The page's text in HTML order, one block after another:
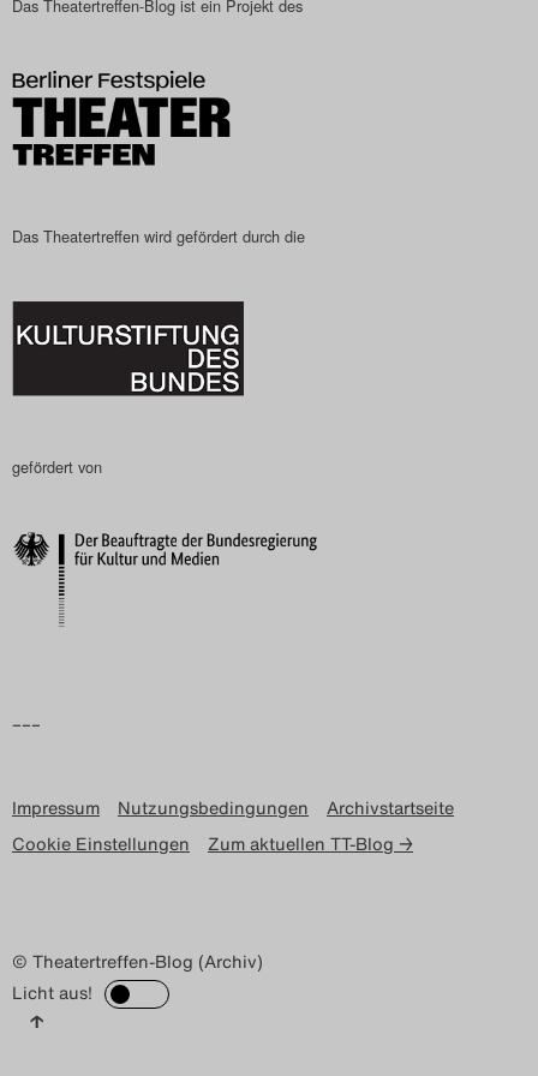
Das Theatertreffen-Blog
Das Theatertreffen-Blog
2025
Das Theatertreffen-Blog
Archiv
Nutzungsbedingungen
Das Theatertreffen-Blog ist ein Projekt des
Das Theatertreffen wird gefördert durch die
gefördert von
–––
Impressum Nutzungsbedingungen
Archivstartseite
Cookie Einstellungen
Zum aktuellen TT-Blog →
© Theatertreffen-Blog (Archiv)
Licht aus!
↑